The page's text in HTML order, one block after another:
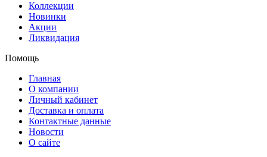
Коллекции
Новинки
Акции
Ликвидация
Помощь
Главная
О компании
Личный кабинет
Доставка и оплата
Контактные данные
Новости
О сайте